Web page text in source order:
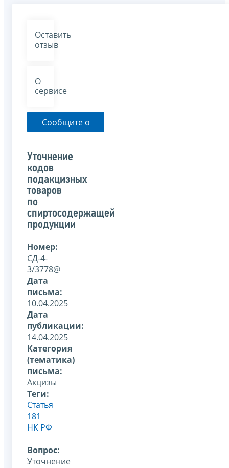
Оставить
отзыв
О
сервисе
Сообщите о
неприменении
органом
указанного
письма
Уточнение
кодов
подакцизных
товаров
по
спиртосодержащей
продукции
Номер:
СД-4-
3/3778@
Дата
письма:
10.04.2025
Дата
публикации:
14.04.2025
Категория
(тематика)
письма:
Акцизы
Теги:
Статья
181
НК РФ
Вопрос:
Уточнение